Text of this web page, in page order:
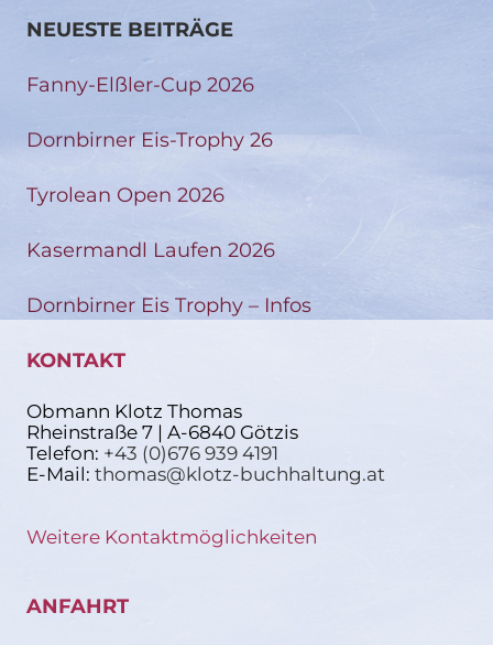
NEUESTE BEITRÄGE
Fanny-Elßler-Cup 2026
Dornbirner Eis-Trophy 26
Tyrolean Open 2026
Kasermandl Laufen 2026
Dornbirner Eis Trophy – Infos
KONTAKT
Obmann Klotz Thomas
Rheinstraße 7 | A-6840 Götzis
Telefon: +43 (0)676 939 4191
E-Mail: thomas@klotz-buchhaltung.at
Weitere Kontaktmöglichkeiten
ANFAHRT